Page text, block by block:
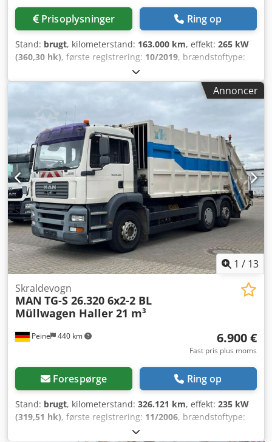
Prisoplysninger Ring op
Stand: brugt, kilometerstand: 163.000 km, effekt: 265 kW
(360,30 hk), første registrering: 10/2019, brændstoftype:
26.000 kg, akslekonfiguration:
aksler, farve:hvid, geartype:automatisk, emissionsklasse:
ABS, elektronisk
stabilitetsprogram (ESP), klimaanlæg
Antos 2536 6x2 affaldsbil * Euro 6d * Automatgear *
Geesink-påbygning, type: GMP IV 23H25, årgang 2019, ca.
23 m³ * Styreaksel * Løfteaksel Chodpfxjzp Tpzs Ah Iea *
Bladfjedre og luftaffjedring * Vognbaneassistent *
Klimaanlæg * 3 sæder * Spærredifferentiale * Bakkamera *
Sædevarme * Radio/CD
Annoncer
1 / 13
Peine 440 km
Skraldevogn
MAN TG-S 26.320 6x2-2 BL
Müllwagen Haller 21 m³
6.900 €
Fast pris plus moms
Forespørge Ring op
Stand: brugt, kilometerstand: 326.121 km, effekt: 235 kW
(319,51 hk), første registrering: 11/2006, brændstoftype:
25.700 kg, akslekonfiguration: